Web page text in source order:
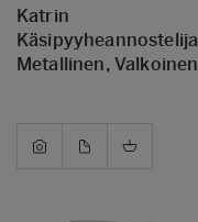
Katrin
Käsipyyheannostelija
Metallinen, Valkoinen